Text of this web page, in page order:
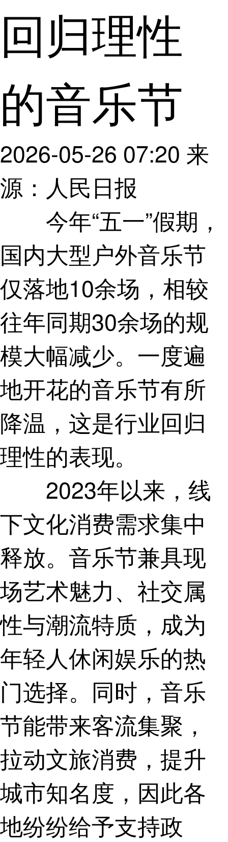
回归理性
的音乐节
2026-05-26 07:20 来
源：人民日报
今年“五一”假期，
国内大型户外音乐节
仅落地10余场，相较
往年同期30余场的规
模大幅减少。一度遍
地开花的音乐节有所
降温，这是行业回归
理性的表现。
2023年以来，线
下文化消费需求集中
释放。音乐节兼具现
场艺术魅力、社交属
性与潮流特质，成为
年轻人休闲娱乐的热
门选择。同时，音乐
节能带来客流集聚，
拉动文旅消费，提升
城市知名度，因此各
地纷纷给予支持政